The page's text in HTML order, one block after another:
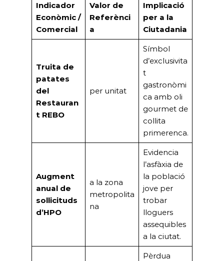
Indicador
Econòmic /
Comercial
Valor de
Referènci
a
Implicació
per a la
Ciutadania
Truita de
patates
del
Restauran
t REBO
per unitat
Símbol
d’exclusivita
t
gastronòmi
ca amb oli
gourmet de
collita
primerenca.
Augment
anual de
sol·licituds
d’HPO
a la zona
metropolita
na
Evidencia
l’asfàxia de
la població
jove per
trobar
lloguers
assequibles
a la ciutat.
Pèrdua